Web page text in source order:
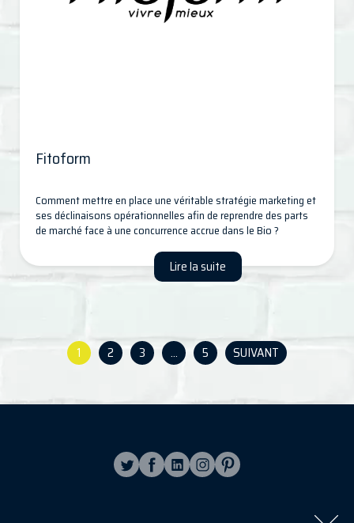
Fitoform
Comment mettre en place une véritable stratégie marketing et
ses déclinaisons opérationnelles afin de reprendre des parts
de marché face à une concurrence accrue dans le Bio ?
Lire la suite
1 2 3 … 5 SUIVANT